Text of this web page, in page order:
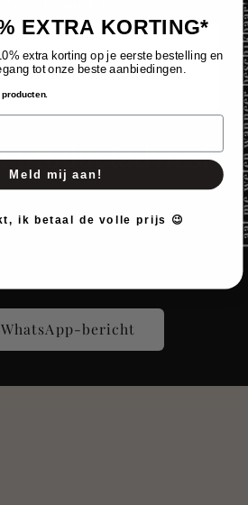
productadvies!
onze behandelingen? Onze
bericht
Laat me
EXTRA KORTING*
extra korting op je eerste bestelling en
tot onze beste aanbiedingen.
producten.
Meld mij aan!
ik betaal de volle prijs 😉